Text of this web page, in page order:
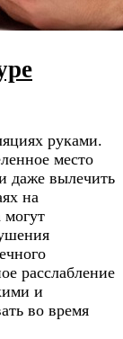
руками.
место
даже вылечить
на
могут
расслабление
и
во время